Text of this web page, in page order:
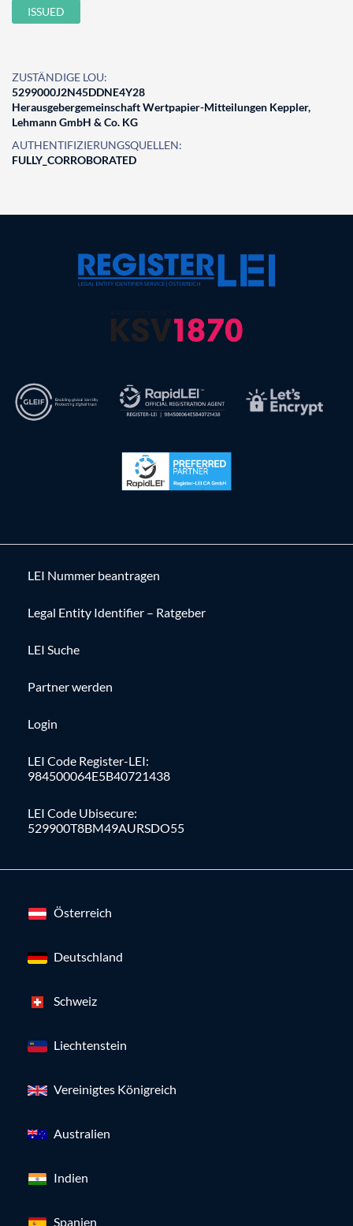
ISSUED
ZUSTÄNDIGE LOU:
5299000J2N45DDNE4Y28
Herausgebergemeinschaft Wertpapier-Mitteilungen Keppler,
Lehmann GmbH & Co. KG
AUTHENTIFIZIERUNGSQUELLEN:
FULLY_CORROBORATED
LEI Nummer beantragen
Legal Entity Identifier – Ratgeber
LEI Suche
Partner werden
Login
LEI Code Register-LEI:
984500064E5B40721438
LEI Code Ubisecure:
529900T8BM49AURSDO55
Österreich
Deutschland
Schweiz
Liechtenstein
Vereinigtes Königreich
Australien
Indien
Spanien